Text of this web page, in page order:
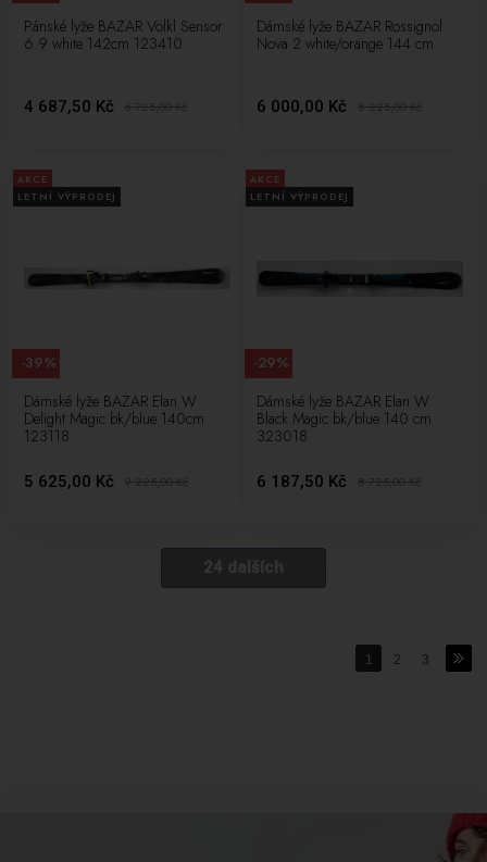
Pánské lyže BAZAR Völkl Sensor
6.9 white 142cm 123410
4 687,50 Kč 6 725,00Kč
Dámské lyže BAZAR Rossignol
Nova 2 white/orange 144 cm
6 000,00 Kč 8 225,00Kč
AKCE
LETNÍ VÝPRODEJ
Dámské lyže BAZAR Elan W
Delight Magic bk/blue 140cm
123118
5 625,00 Kč 9 225,00Kč
-39%
AKCE
LETNÍ VÝPRODEJ
Dámské lyže BAZAR Elan W
Black Magic bk/blue 140 cm
323018
6 187,50 Kč 8 725,00Kč
-29%
24 dalších
1 2 3